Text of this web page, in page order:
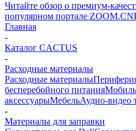
Читайте обзор о премиум-
популярном портале
Главная
-
Каталог CACTUS
-
Расходные материалы
Расходные материалы
бесперебойного питания
аксессуарыМебельАудио-видео
-
Материалы для заправки